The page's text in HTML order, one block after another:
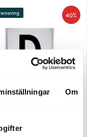
Om
40%